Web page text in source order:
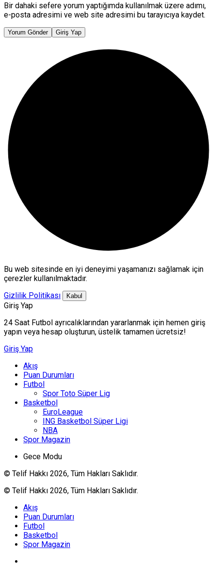
Bir dahaki sefere yorum yaptığımda kullanılmak üzere adımı,
e-posta adresimi ve web site adresimi bu tarayıcıya kaydet.
Yorum Gönder Giriş Yap
Bu web sitesinde en iyi deneyimi yaşamanızı sağlamak için
çerezler kullanılmaktadır.
Gizlilik Politikası
Kabul
Giriş Yap
24 Saat Futbol ayrıcalıklarından yararlanmak için hemen giriş
yapın veya hesap oluşturun, üstelik tamamen ücretsiz!
Giriş Yap
Akış
Puan Durumları
Futbol
Spor Toto Süper Lig
Basketbol
EuroLeague
ING Basketbol Süper Ligi
NBA
Spor Magazin
Gece Modu
© Telif Hakkı 2026, Tüm Hakları Saklıdır.
© Telif Hakkı 2026, Tüm Hakları Saklıdır.
Akış
Puan Durumları
Futbol
Basketbol
Spor Magazin